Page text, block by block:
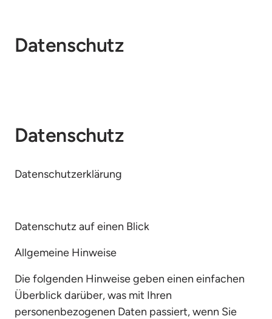
Datenschutz
Datenschutz
Datenschutzerklärung
Datenschutz auf einen Blick
Allgemeine Hinweise
Die folgenden Hinweise geben einen einfachen
Überblick darüber, was mit Ihren
personenbezogenen Daten passiert, wenn Sie